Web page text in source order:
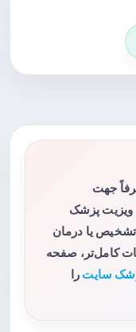
جهت
ویزیت پزشک
یا درمان
کامل‌تر، صفحه
سایت را